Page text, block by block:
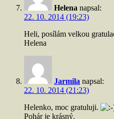
Helena napsal:
22. 10. 2014 (19:23)
Heli, posílám velkou
Helena
Jarmila napsal:
22. 10. 2014 (21:23)
Helenko, moc gratuluji.
Pohár je krásný.